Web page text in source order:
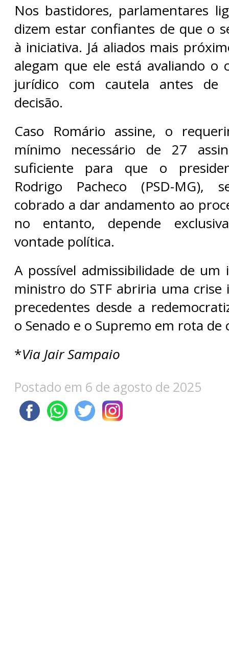
Nos bastidores, parlamentares
dizem estar confiantes de que o
à iniciativa. Já aliados mais
alegam que ele está avaliando o
jurídico com cautela antes de
decisão.
Caso Romário assine, o
mínimo necessário de 27
suficiente para que o
Rodrigo Pacheco (PSD-MG),
cobrado a dar andamento ao
no entanto, depende
vontade política.
A possível admissibilidade de um
ministro do STF abriria uma crise
precedentes desde a
o Senado e o Supremo em rota de
*Via Jair Sampaio
Postado em 6 de agosto de 2025